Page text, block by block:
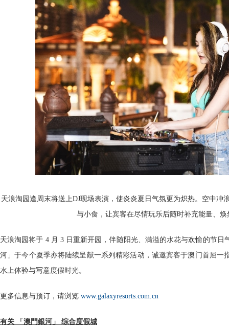
天浪淘园逢周末将送上DJ现场表演，使炎炎夏日气氛更为炽热。空中冲
与小食，让宾客在尽情玩乐后随时补充能量、焕
天浪淘园将于 4 月 3 日重新开园，伴随阳光、满溢的水花与欢愉的节日
河」于今个夏季亦将陆续呈献一系列精彩活动，诚邀宾客于澳门首屈一
水上体验与写意度假时光。
更多信息与预订，请浏览 www.galaxyresorts.com.cn
有关 「澳門銀河」 综合度假城